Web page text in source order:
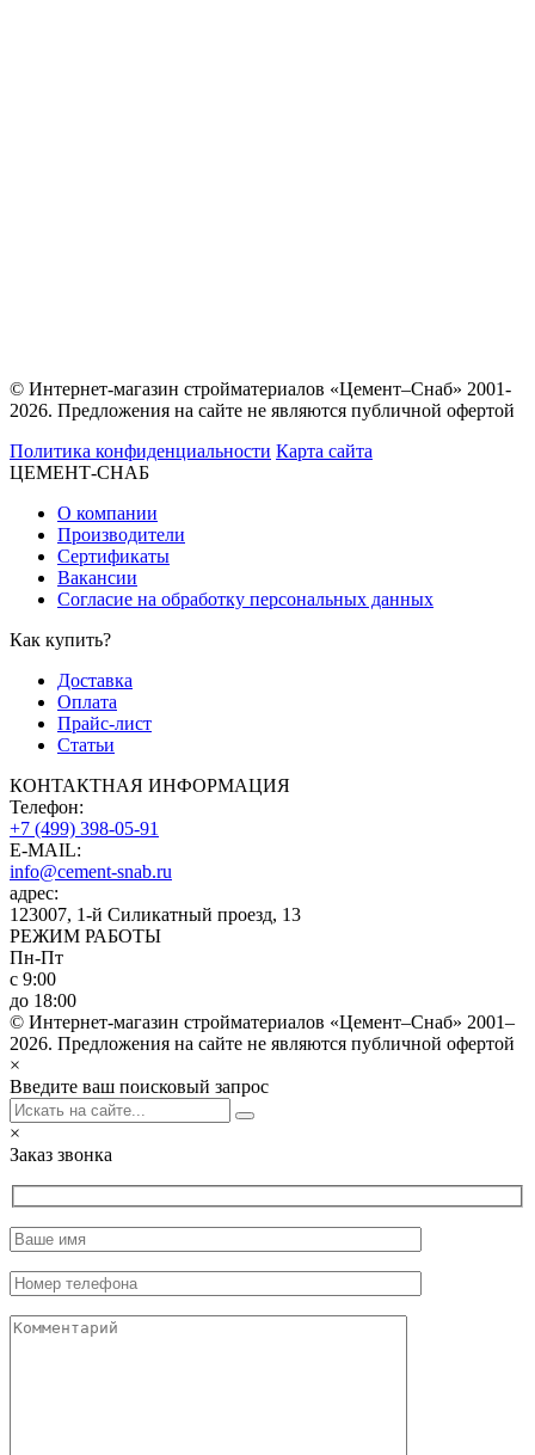
© Интернет-магазин стройматериалов «Цемент–Снаб» 2001-
2026. Предложения на сайте не являются публичной офертой
Политика конфиденциальности Карта сайта
ЦЕМЕНТ-СНАБ
О компании
Производители
Сертификаты
Вакансии
Согласие на обработку персональных данных
Как купить?
Доставка
Оплата
Прайс-лист
Статьи
КОНТАКТНАЯ ИНФОРМАЦИЯ
Телефон:
+7 (499) 398-05-91
E-MAIL:
info@cement-snab.ru
адрес:
123007, 1-й Силикатный проезд, 13
РЕЖИМ РАБОТЫ
Пн-Пт
с 9:00
до 18:00
© Интернет-магазин стройматериалов «Цемент–Снаб» 2001–
2026. Предложения на сайте не являются публичной офертой
×
Введите ваш поисковый запрос
×
Заказ звонка